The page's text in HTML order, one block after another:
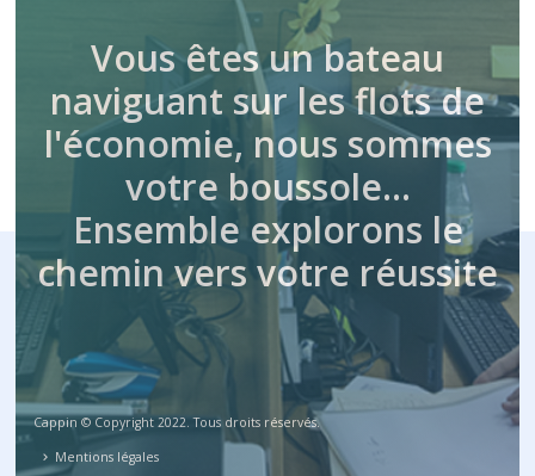
Vous êtes un bateau
naviguant sur les flots de
l'économie, nous sommes
votre boussole…
Ensemble explorons le
chemin vers votre réussite
Cappin © Copyright 2022. Tous droits réservés.
Mentions légales